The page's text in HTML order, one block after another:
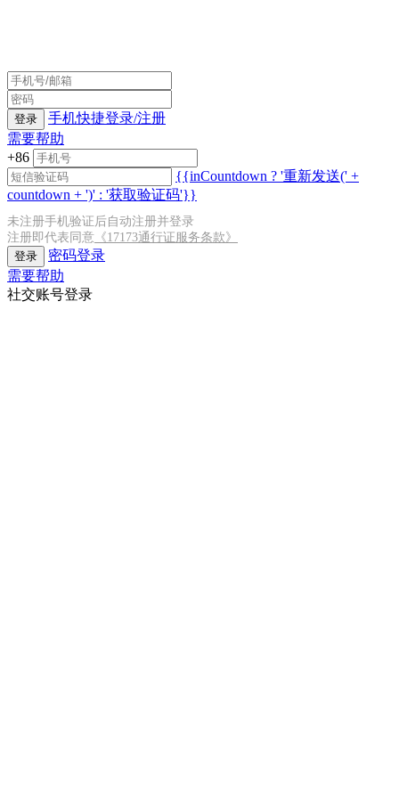
登录
手机快捷登录/注册
需要帮助
+86
{{inCountdown ? '重新发送(' +
countdown + ')' : '获取验证码'}}
未注册手机验证后自动注册并登录
注册即代表同意 《17173通行证服务条款》
登录
密码登录
需要帮助
社交账号登录